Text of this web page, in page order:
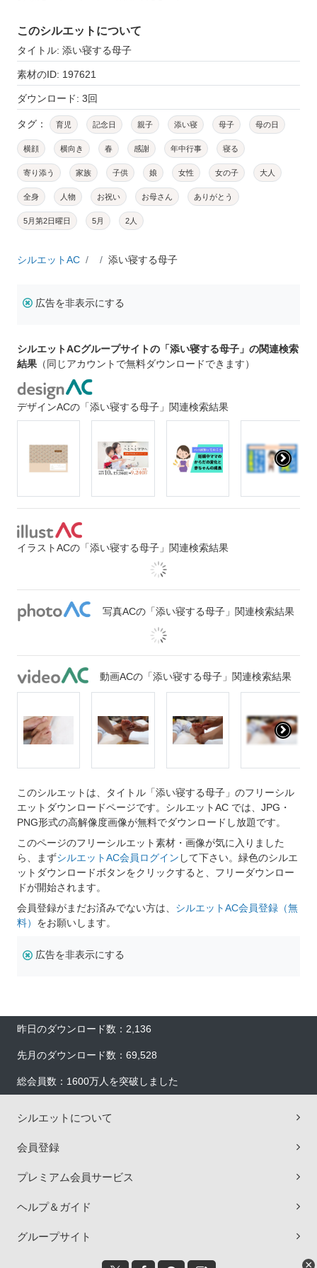
このシルエットについて
タイトル: 添い寝する母子
素材のID: 197621
ダウンロード: 3回
タグ： 育児 記念日 親子 添い寝 母子 母の日
横顔 横向き 春 感謝 年中行事 寝る
寄り添う 家族 子供 娘 女性 女の子 大人
全身 人物 お祝い お母さん ありがとう
5月第2日曜日 5月 2人
シルエットAC 添い寝する母子
広告を非表示にする
シルエットACグループサイトの「添い寝する母子」の関連検索
結果 （同じアカウントで無料ダウンロードできます）
デザインACの「添い寝する母子」関連検索結果
イラストACの「添い寝する母子」関連検索結果
写真ACの「添い寝する母子」関連検索結果
動画ACの「添い寝する母子」関連検索結果
このシルエットは、タイトル「添い寝する母子」のフリーシル
エットダウンロードページです。シルエットAC では、JPG・
PNG形式の高解像度画像が無料でダウンロードし放題です。
このページのフリーシルエット素材・画像が気に入りました
ら、まずシルエットAC会員ログイン して下さい。緑色のシルエ
ットダウンロードボタンをクリックすると、フリーダウンロー
ドが開始されます。
会員登録がまだお済みでない方は、 シルエットAC会員登録（無
料） をお願いします。
広告を非表示にする
昨日のダウンロード数：2,136
先月のダウンロード数：69,528
総会員数：1600万人を突破しました
シルエットについて
会員登録
プレミアム会員サービス
ヘルプ＆ガイド
グループサイト
×